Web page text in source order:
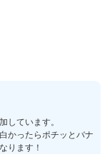
しています。
かったらポチッとバナ
ります！